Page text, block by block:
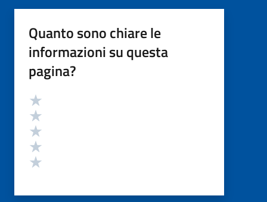
Quanto sono chiare le
informazioni su questa
pagina?
Valutazione